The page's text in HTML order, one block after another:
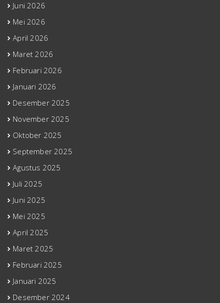
Juni 2026
Mei 2026
April 2026
Maret 2026
Februari 2026
Januari 2026
Desember 2025
November 2025
Oktober 2025
September 2025
Agustus 2025
Juli 2025
Juni 2025
Mei 2025
April 2025
Maret 2025
Februari 2025
Januari 2025
Desember 2024